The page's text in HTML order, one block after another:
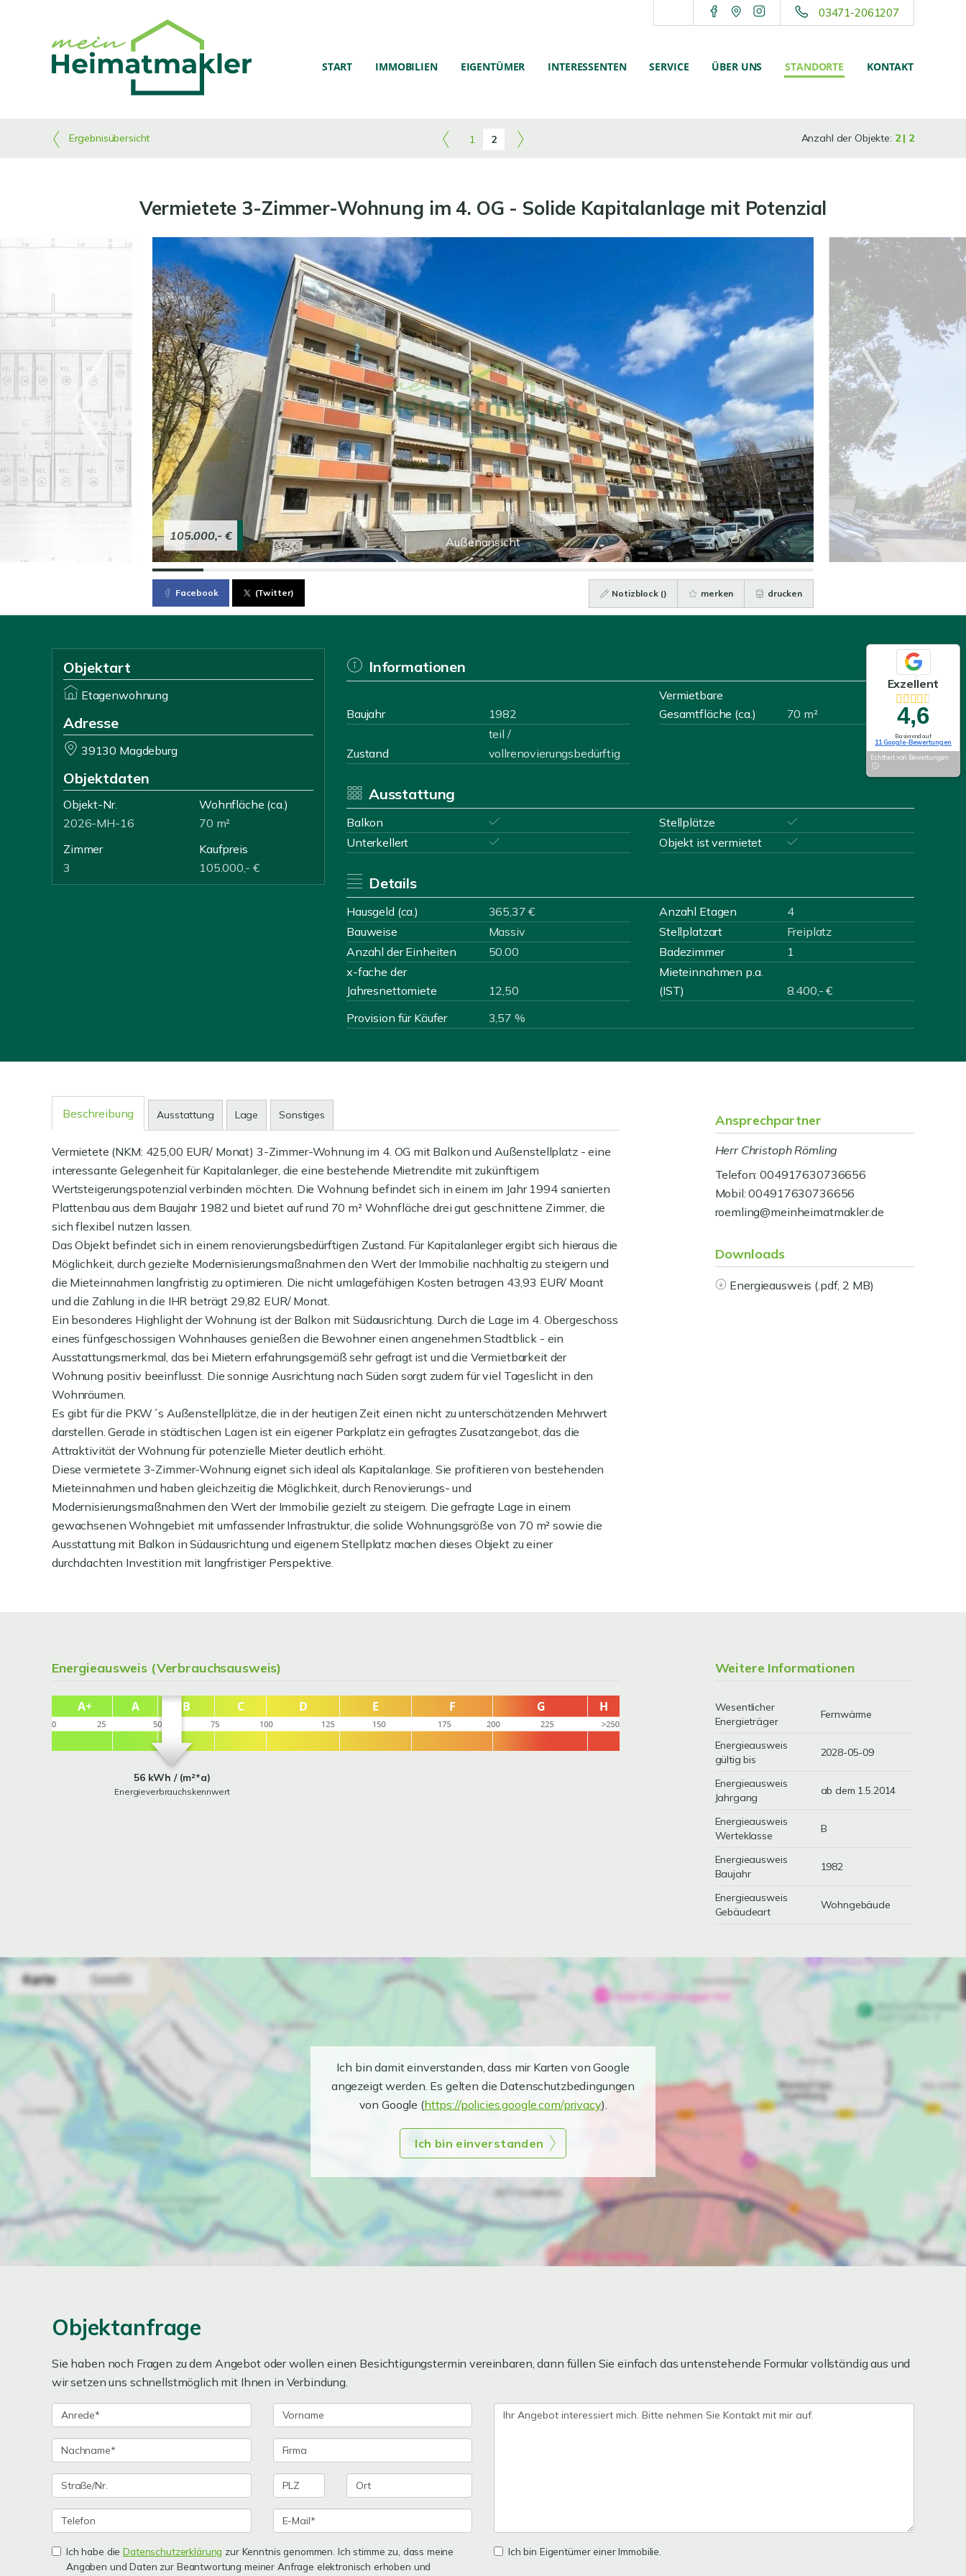
03471-2061207
START IMMOBILIEN EIGENTÜMER INTERESSENTEN SERVICE ÜBER UNS STANDORTE KONTAKT
Ergebnisübersicht 1 2 Anzahl der Objekte: 2 | 2
Vermietete 3-Zimmer-Wohnung im 4. OG - Solide Kapitalanlage mit Potenzial
Außenansicht
105.000,- €
Facebook (Twitter) Notizblock () merken drucken
Objektart
Etagenwohnung
Adresse
39130 Magdeburg
Objektdaten
Objekt-Nr.
2026-MH-16
Wohnfläche (ca.)
70 m²
Zimmer
3
Kaufpreis
105.000,- €
Informationen
Baujahr 1982
Vermietbare
Gesamtfläche (ca.)
70 m²
Zustand
teil /
vollrenovierungsbedürftig
Ausstattung
Balkon
Stellplätze
Unterkellert
Objekt ist vermietet
Details
Hausgeld (ca.) 365,37 € Anzahl Etagen
4
Bauweise
Massiv Stellplatzart
Freiplatz
Anzahl der Einheiten
50.00 Badezimmer
1
x-fache der
Jahresnettomiete
12,50
Mieteinnahmen p.a.
(IST)
8.400,- €
Provision für Käufer
3,57 %
Beschreibung Ausstattung Lage Sonstiges
Vermietete (NKM: 425,00 EUR/ Monat) 3-Zimmer-Wohnung im 4. OG mit Balkon und Außenstellplatz - eine
interessante Gelegenheit für Kapitalanleger, die eine bestehende Mietrendite mit zukünftigem
Wertsteigerungspotenzial verbinden möchten. Die Wohnung befindet sich in einem im Jahr 1994 sanierten
Plattenbau aus dem Baujahr 1982 und bietet auf rund 70 m² Wohnfläche drei gut geschnittene Zimmer, die
sich flexibel nutzen lassen.
Das Objekt befindet sich in einem renovierungsbedürftigen Zustand. Für Kapitalanleger ergibt sich hieraus die
Möglichkeit, durch gezielte Modernisierungsmaßnahmen den Wert der Immobilie nachhaltig zu steigern und
die Mieteinnahmen langfristig zu optimieren. Die nicht umlagefähigen Kosten betragen 43,93 EUR/ Moant
und die Zahlung in die IHR beträgt 29,82 EUR/ Monat.
Ein besonderes Highlight der Wohnung ist der Balkon mit Südausrichtung. Durch die Lage im 4. Obergeschoss
eines fünfgeschossigen Wohnhauses genießen die Bewohner einen angenehmen Stadtblick - ein
Ausstattungsmerkmal, das bei Mietern erfahrungsgemäß sehr gefragt ist und die Vermietbarkeit der
Wohnung positiv beeinflusst. Die sonnige Ausrichtung nach Süden sorgt zudem für viel Tageslicht in den
Wohnräumen.
Es gibt für die PKW´s Außenstellplätze, die in der heutigen Zeit einen nicht zu unterschätzenden Mehrwert
darstellen. Gerade in städtischen Lagen ist ein eigener Parkplatz ein gefragtes Zusatzangebot, das die
Attraktivität der Wohnung für potenzielle Mieter deutlich erhöht.
Diese vermietete 3-Zimmer-Wohnung eignet sich ideal als Kapitalanlage. Sie profitieren von bestehenden
Mieteinnahmen und haben gleichzeitig die Möglichkeit, durch Renovierungs- und
Modernisierungsmaßnahmen den Wert der Immobilie gezielt zu steigern. Die gefragte Lage in einem
gewachsenen Wohngebiet mit umfassender Infrastruktur, die solide Wohnungsgröße von 70 m² sowie die
Ausstattung mit Balkon in Südausrichtung und eigenem Stellplatz machen dieses Objekt zu einer
durchdachten Investition mit langfristiger Perspektive.
Ansprechpartner
Herr Christoph Römling
Telefon: 004917630736656
Mobil: 004917630736656
roemling@meinheimatmakler.de
Downloads
Energieausweis (.pdf, 2 MB)
Energieausweis (Verbrauchsausweis)
56 kWh / (m²*a)
Energieverbrauchskennwert
Weitere Informationen
Wesentlicher
Energieträger
Fernwärme
Energieausweis
gültig bis
2028-05-09
Energieausweis
Jahrgang
ab dem 1.5.2014
Energieausweis
Werteklasse
B
Energieausweis
Baujahr
1982
Energieausweis
Gebäudeart
Wohngebäude
Ich bin damit einverstanden, dass mir Karten von Google
angezeigt werden. Es gelten die Datenschutzbedingungen
von Google (https://policies.google.com/privacy).
Ich bin einverstanden
Objektanfrage
Sie haben noch Fragen zu dem Angebot oder wollen einen Besichtigungstermin vereinbaren, dann füllen Sie einfach das untenstehende Formular vollständig aus und
wir setzen uns schnellstmöglich mit Ihnen in Verbindung.
Ich habe dieDatenschutzerklärung zur Kenntnis genommen. Ich stimme zu, dass meine
Angaben und Daten zur Beantwortung meiner Anfrage elektronisch erhoben und
Ich bin Eigentümer einer Immobilie.
Exzellent
4,6
Basierend auf
11 Google-Bewertungen
Echtheit von Bewertungen